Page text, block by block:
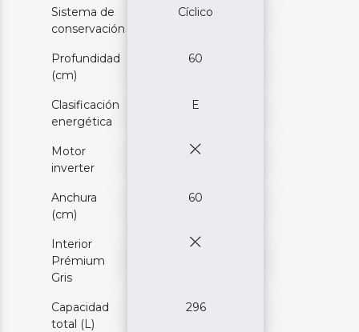
Sistema de
conservación
Cíclico
Profundidad
(cm)
60
Clasificación
energética
E
Motor
inverter
Anchura
(cm)
60
Interior
Prémium
Gris
Capacidad
total (L)
296